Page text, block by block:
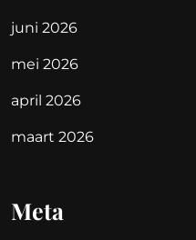
juni 2026
mei 2026
april 2026
maart 2026
Meta